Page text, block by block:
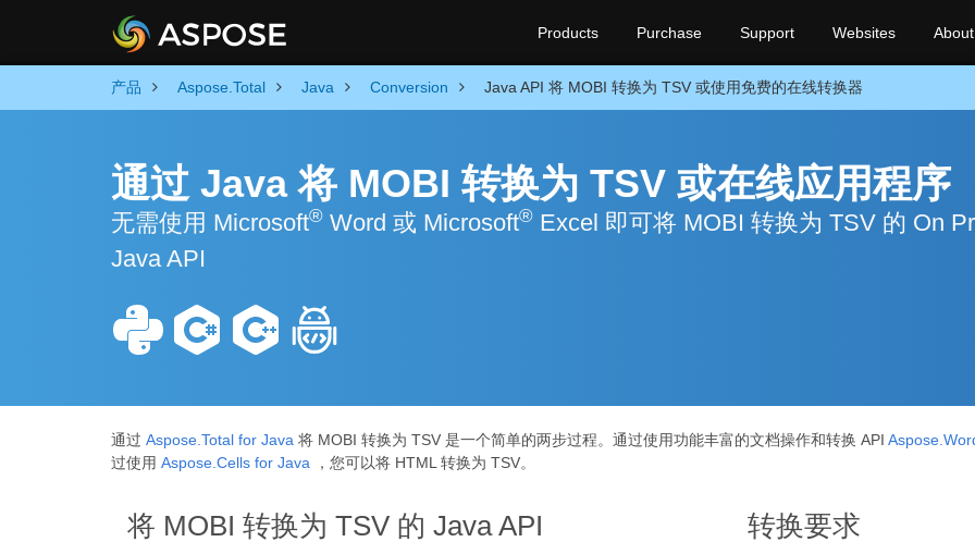
Products Purchase Support Websites About
产品 Aspose.Total Java Conversion Java API 将 MOBI 转换为 TSV 或使用免费的在线转换器
通过 Java 将 MOBI 转换为 TSV 或在线应用程序
无需使用 Microsoft® Word 或 Microsoft® Excel 即可将 MOBI 转换为 TSV 的 On
Java API
通过 Aspose.Total for Java 将 MOBI 转换为 TSV 是一个简单的两步过程。通过使用功能丰富的文档操作和转换 API
过使用 Aspose.Cells for Java ，您可以将 HTML 转换为 TSV。
将 MOBI 转换为 TSV 的 Java API 转换要求